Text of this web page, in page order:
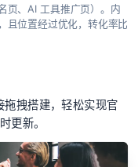
页、AI 工具推广页）。内
且位置经过优化，转化率比
拖拽搭建，轻松实现官
更新。